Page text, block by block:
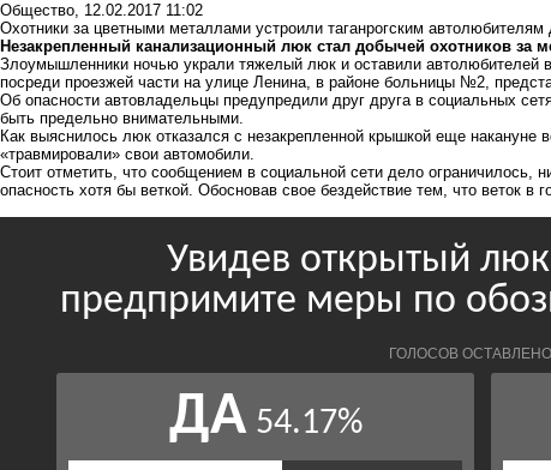
Общество, 12.02.2017 11:02
Охотники за цветными металлами устроили таганрогским автолюбителям
Незакрепленный канализационный люк стал добычей охотников за
Злоумышленники ночью украли тяжелый люк и оставили
посреди проезжей части на улице Ленина, в районе больницы №2,
Об опасности автовладельцы предупредили друг друга в социальных
быть предельно внимательными.
Как выяснилось люк отказался с незакрепленной крышкой еще накануне
«травмировали» свои автомобили.
Стоит отметить, что сообщением в социальной сети дело ограничилось,
опасность хотя бы веткой. Обосновав свое бездействие тем, что веток в